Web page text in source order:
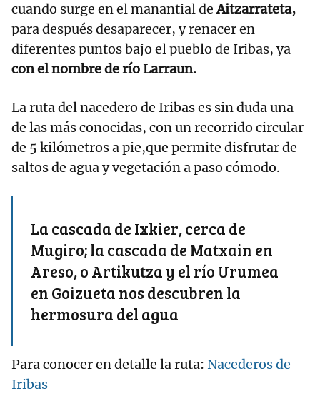
cuando surge en el manantial deAitzarrateta,
para después desaparecer, y renacer en
diferentes puntos bajo el pueblo de Iribas, ya
con el nombre de río Larraun.
La ruta del nacedero de Iribas es sin duda una
de las más conocidas, con un recorrido circular
de 5 kilómetros a pie,que permite disfrutar de
saltos de agua y vegetación a paso cómodo.
La cascada de Ixkier, cerca de
Mugiro; la cascada de Matxain en
Areso, o Artikutza y el río Urumea
en Goizueta nos descubren la
hermosura del agua
Para conocer en detalle la ruta: Nacederos de
Iribas